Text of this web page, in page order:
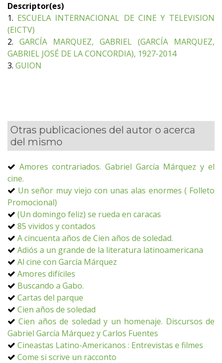
Descriptor(es)
1. ESCUELA INTERNACIONAL DE CINE Y TELEVISION
(EICTV)
2. GARCÍA MARQUEZ, GABRIEL (GARCÍA MARQUEZ,
GABRIEL JOSÉ DE LA CONCORDIA), 1927-2014
3. GUION
Otras publicaciones del autor o acerca
del mismo
Amores contrariados. Gabriel García Márquez y el
cine.
Un señor muy viejo con unas alas enormes ( Folleto
Promocional)
(Un domingo feliz) se rueda en caracas
85 vividos y contados
A cincuenta años de Cien años de soledad.
Adiós a un grande de la literatura latinoamericana
Al cine con García Márquez
Amores difíciles
Buscando a Gabo.
Cartas del parque
Cien años de soledad
Cien años de soledad y un homenaje. Discursos de
Gabriel García Márquez y Carlos Fuentes
Cineastas Latino-Americanos : Entrevistas e filmes
Come si scrive un racconto